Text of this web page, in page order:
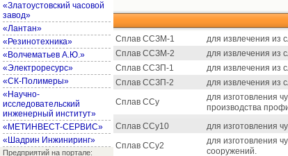
«Златоустовский часовой
завод»
«Лантан»
«Резинотехника»
«Волчематьев А.Ю.»
«Электроресурс»
«СК-Полимеры»
«Научно-
исследовательский
инженерный институт»
«МЕТИНВЕСТ-СЕРВИС»
«Шадрин Инжиниринг»
Предприятий на портале:
Сплав ССЗМ-1
для извлечения из
Сплав ССЗМ-2
для извлечения из
Сплав ССЗП-1
для извлечения из
Сплав ССЗП-2
для извлечения из
Сплав ССу
для изготовления
производства
Сплав ССу10
для изготовления
Сплав ССу2
для изготовления
сооружений.